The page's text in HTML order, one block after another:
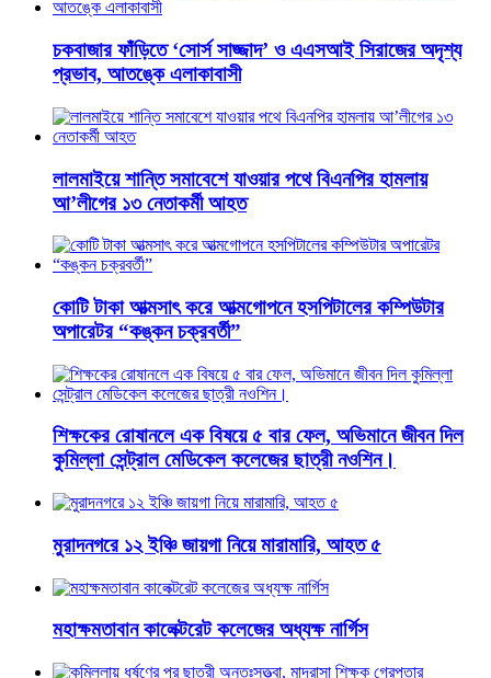
চকবাজার ফাঁড়িতে ‘সোর্স সাজ্জাদ’ ও এএসআই সিরাজের অদৃশ্য
প্রভাব, আতঙ্কে এলাকাবাসী
লালমাইয়ে শান্তি সমাবেশে যাওয়ার পথে বিএনপির হামলায়
আ’লীগের ১৩ নেতাকর্মী আহত
কোটি টাকা আত্মসাৎ করে আত্মগোপনে হসপিটালের কম্পিউটার
অপারেটর “কঙ্কন চক্রবর্তী”
শিক্ষকের রোষানলে এক বিষয়ে ৫ বার ফেল, অভিমানে জীবন দিল
কুমিল্লা সেন্ট্রাল মেডিকেল কলেজের ছাত্রী নওশিন।
মুরাদনগরে ১২ ইঞ্চি জায়গা নিয়ে মারামারি, আহত ৫
মহাক্ষমতাবান কালেক্টরেট কলেজের অধ্যক্ষ নার্গিস